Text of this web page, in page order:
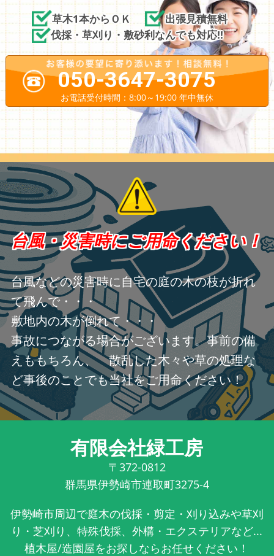
草木1本からＯＫ
出張見積無料
伐採・草刈り・敷砂利なんでも対応!!
050-3647-3075
お電話受付時間：8:00～19:00 年中無休
台風・災害時にご用命ください！
台風などの災害時に自宅の庭の木の枝が折れ
て飛んで・・・
敷地内の木が倒れて・・・
事故につながる場合がございます。事前の備
えももちろん、 散乱した木々や草の処理な
ど事後のことでも当社をご用命ください！
有限会社緑工房
〒372-0812
群馬県伊勢崎市連取町3275-4
伊勢崎市周辺で庭木の伐採・剪定・刈り込みや草刈
り・芝刈り、特殊伐採、外構・エクステリアなど...
植木屋/造園屋をお探しならお任せください！